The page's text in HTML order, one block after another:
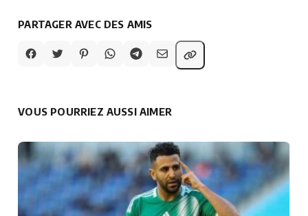
PARTAGER AVEC DES AMIS
VOUS POURRIEZ AUSSI AIMER